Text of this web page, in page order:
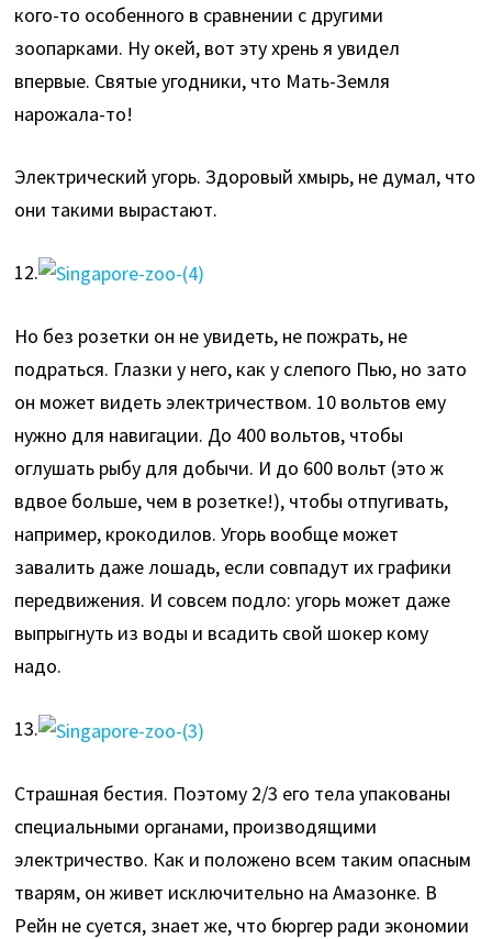
кого-то особенного в сравнении с другими
зоопарками. Ну окей, вот эту хрень я увидел
впервые. Святые угодники, что Мать-Земля
нарожала-то!
Электрический угорь. Здоровый хмырь, не думал, что
они такими вырастают.
12.
Но без розетки он не увидеть, не пожрать, не
подраться. Глазки у него, как у слепого Пью, но зато
он может видеть электричеством. 10 вольтов ему
нужно для навигации. До 400 вольтов, чтобы
оглушать рыбу для добычи. И до 600 вольт (это ж
вдвое больше, чем в розетке!), чтобы отпугивать,
например, крокодилов. Угорь вообще может
завалить даже лошадь, если совпадут их графики
передвижения. И совсем подло: угорь может даже
выпрыгнуть из воды и всадить свой шокер кому
надо.
13.
Страшная бестия. Поэтому 2/3 его тела упакованы
специальными органами, производящими
электричество. Как и положено всем таким опасным
тварям, он живет исключительно на Амазонке. В
Рейн не суется, знает же, что бюргер ради экономии